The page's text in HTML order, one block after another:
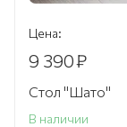
Цена:
9 390₽
Стол "Шато"
В наличии